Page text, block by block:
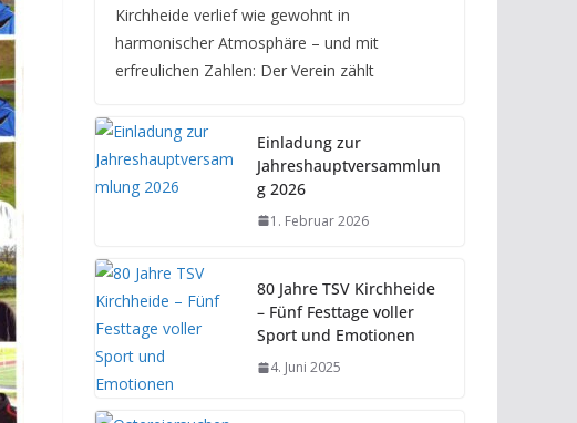
Kirchheide verlief wie gewohnt in
harmonischer Atmosphäre – und mit
erfreulichen Zahlen: Der Verein zählt
Einladung zur
Jahreshauptversammlun
g 2026
1. Februar 2026
80 Jahre TSV Kirchheide
– Fünf Festtage voller
Sport und Emotionen
4. Juni 2025